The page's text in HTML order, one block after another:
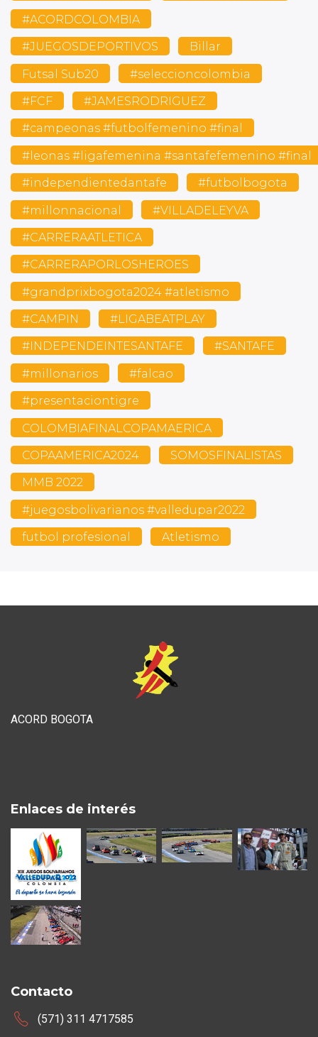
#ACORDCOLOMBIA
#JUEGOSDEPORTIVOS Billar
Futsal Sub20 #seleccioncolombia
#FCF #JAMESRODRIGUEZ
#campeonas #futbolfemenino #final
#leonas #ligafemenina #santafefemenino #final
#independientedantafe #futbolbogota
#millonnacional #VILLADELEYVA
#CARRERAATLETICA
#CARRERAPORLOSHEROES
#grandprixbogota2024 #atletismo
#CAMPIN #LIGABEATPLAY
#INDEPENDEINTESANTAFE #SANTAFE
#millonarios #falcao
#presentaciontigre
COLOMBIAFINALCOPAMAERICA
COPAAMERICA2024 SOMOSFINALISTAS
MMB 2022
#juegosbolivarianos #valledupar2022
futbol profesional Atletismo
ACORD BOGOTA
Enlaces de interés
Contacto
(571) 311 4717585